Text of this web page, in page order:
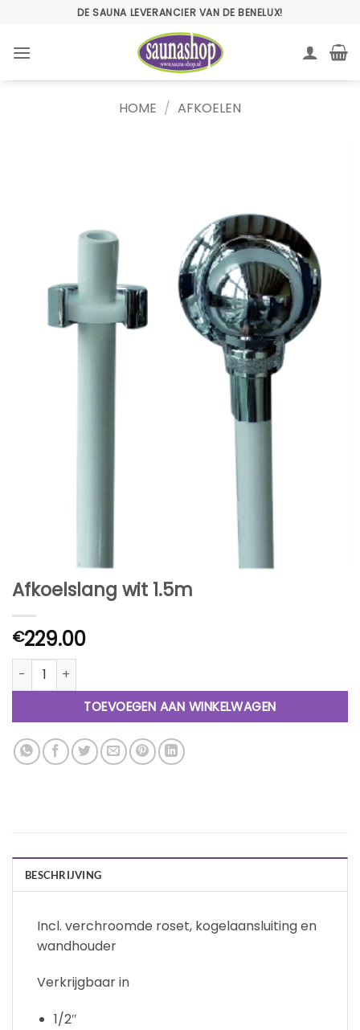
inhoud
DE SAUNA LEVERANCIER VAN DE BENELUX!
HOME / AFKOELEN
Afkoelslang wit 1.5m
€229.00
Afkoelslang wit 1.5m aantal
TOEVOEGEN AAN WINKELWAGEN
BESCHRIJVING
Incl. verchroomde roset, kogelaansluiting en
wandhouder
Verkrijgbaar in
1/2″